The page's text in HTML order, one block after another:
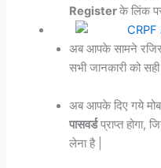
Registerके लिंक
अब आपके सामने
सभी जानकारी को
अब आपके दिए गये
पासवर्डप्राप्त होगा,
लेना है |